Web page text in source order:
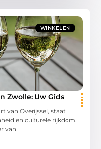
WINKELEN
Zwolle: Uw Gids
van Overijssel, staat
en culturele rijkdom.
van